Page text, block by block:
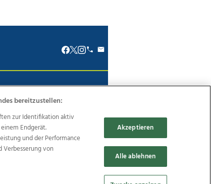
Promenaden Galerien
bereitzustellen:
zur Identifikation aktiv
Endgerät.
und der Performance
von
Akzeptieren
Alle ablehnen